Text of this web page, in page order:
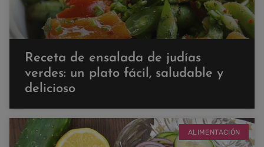
Receta de ensalada de judías
verdes: un plato fácil, saludable y
delicioso
ALIMENTACIÓN